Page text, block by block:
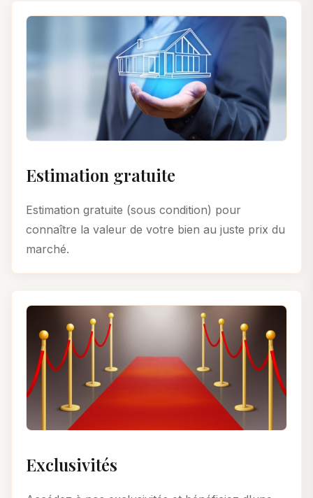
Estimation gratuite
Estimation gratuite (sous condition) pour
connaître la valeur de votre bien au juste prix du
marché.
Exclusivités